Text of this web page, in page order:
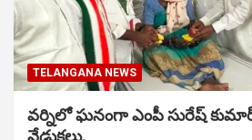
TELANGANA NEWS
వర్నిలో ఘనంగా ఎంపీ సురేష్